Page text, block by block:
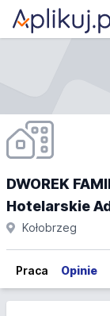
DWOREK
Hotelarskie
Kołobrzeg
Praca Opinie